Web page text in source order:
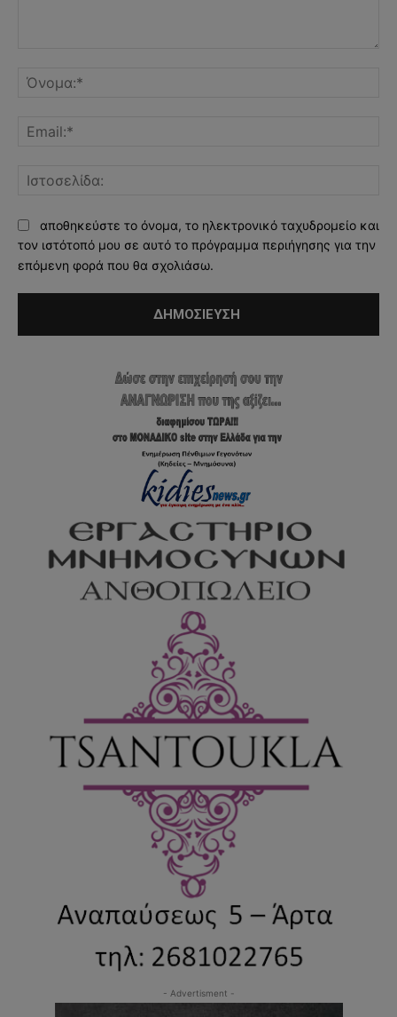
αποθηκεύστε το όνομα, το ηλεκτρονικό ταχυδρομείο και
τον ιστότοπό μου σε αυτό το πρόγραμμα περιήγησης για την
επόμενη φορά που θα σχολιάσω.
- Advertisment -